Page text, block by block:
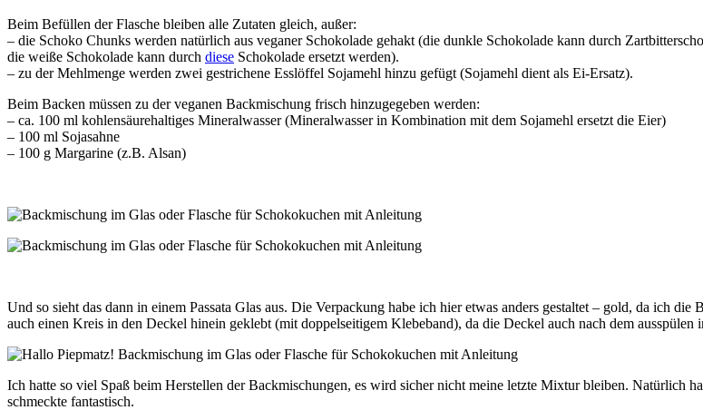
Beim Befüllen der Flasche bleiben alle Zutaten gleich, außer:
– die Schoko Chunks werden natürlich aus veganer Schokolade gehakt (die dunkle Schokolade kann durch
die weiße Schokolade kann durch diese Schokolade ersetzt werden).
– zu der Mehlmenge werden zwei gestrichene Esslöffel Sojamehl hinzu gefügt (Sojamehl dient als Ei-Ersatz).
Beim Backen müssen zu der veganen Backmischung frisch hinzugegeben werden:
– ca. 100 ml kohlensäurehaltiges Mineralwasser (Mineralwasser in Kombination mit dem Sojamehl ersetzt die Eier)
– 100 ml Sojasahne
– 100 g Margarine (z.B. Alsan)
Und so sieht das dann in einem Passata Glas aus. Die Verpackung habe ich hier etwas anders gestaltet – gold, da ich
auch einen Kreis in den Deckel hinein geklebt (mit doppelseitigem Klebeband), da die Deckel auch nach dem ausspülen
Ich hatte so viel Spaß beim Herstellen der Backmischungen, es wird sicher nicht meine letzte Mixtur bleiben. Natürlich
schmeckte fantastisch.